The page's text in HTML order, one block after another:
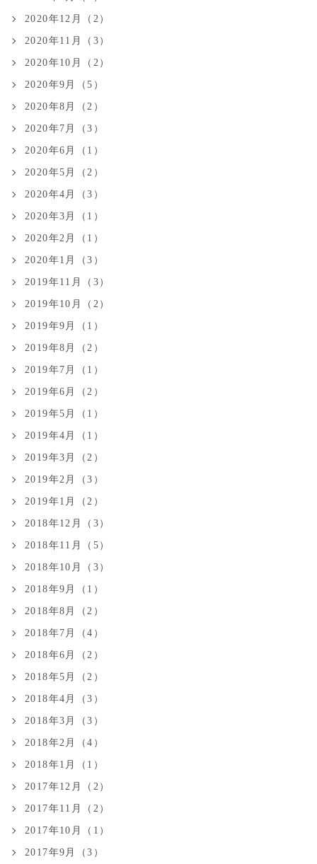
2020年12月（2）
2020年11月（3）
2020年10月（2）
2020年9月（5）
2020年8月（2）
2020年7月（3）
2020年6月（1）
2020年5月（2）
2020年4月（3）
2020年3月（1）
2020年2月（1）
2020年1月（3）
2019年11月（3）
2019年10月（2）
2019年9月（1）
2019年8月（2）
2019年7月（1）
2019年6月（2）
2019年5月（1）
2019年4月（1）
2019年3月（2）
2019年2月（3）
2019年1月（2）
2018年12月（3）
2018年11月（5）
2018年10月（3）
2018年9月（1）
2018年8月（2）
2018年7月（4）
2018年6月（2）
2018年5月（2）
2018年4月（3）
2018年3月（3）
2018年2月（4）
2018年1月（1）
2017年12月（2）
2017年11月（2）
2017年10月（1）
2017年9月（3）